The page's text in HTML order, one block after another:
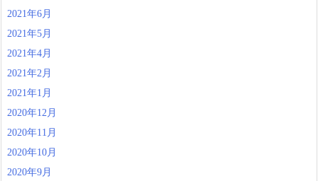
2021年6月
2021年5月
2021年4月
2021年2月
2021年1月
2020年12月
2020年11月
2020年10月
2020年9月